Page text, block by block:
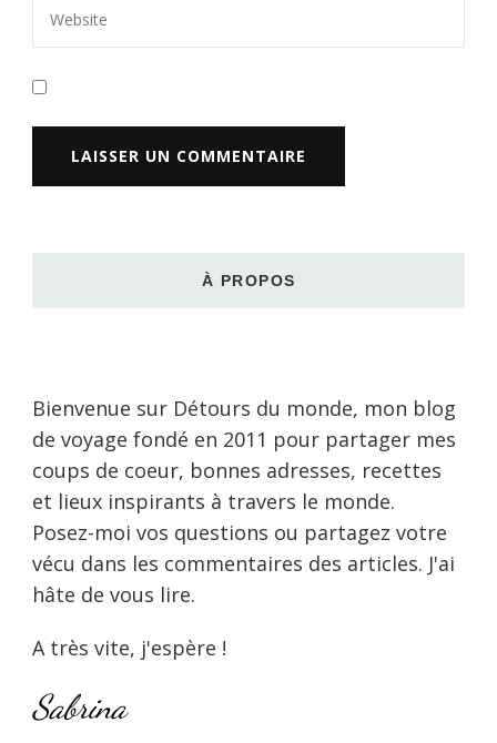
À PROPOS
Bienvenue sur Détours du monde, mon blog
de voyage fondé en 2011 pour partager mes
coups de coeur, bonnes adresses, recettes
et lieux inspirants à travers le monde.
Posez-moi vos questions ou partagez votre
vécu dans les commentaires des articles. J'ai
hâte de vous lire.
A très vite, j'espère !
Sabrina